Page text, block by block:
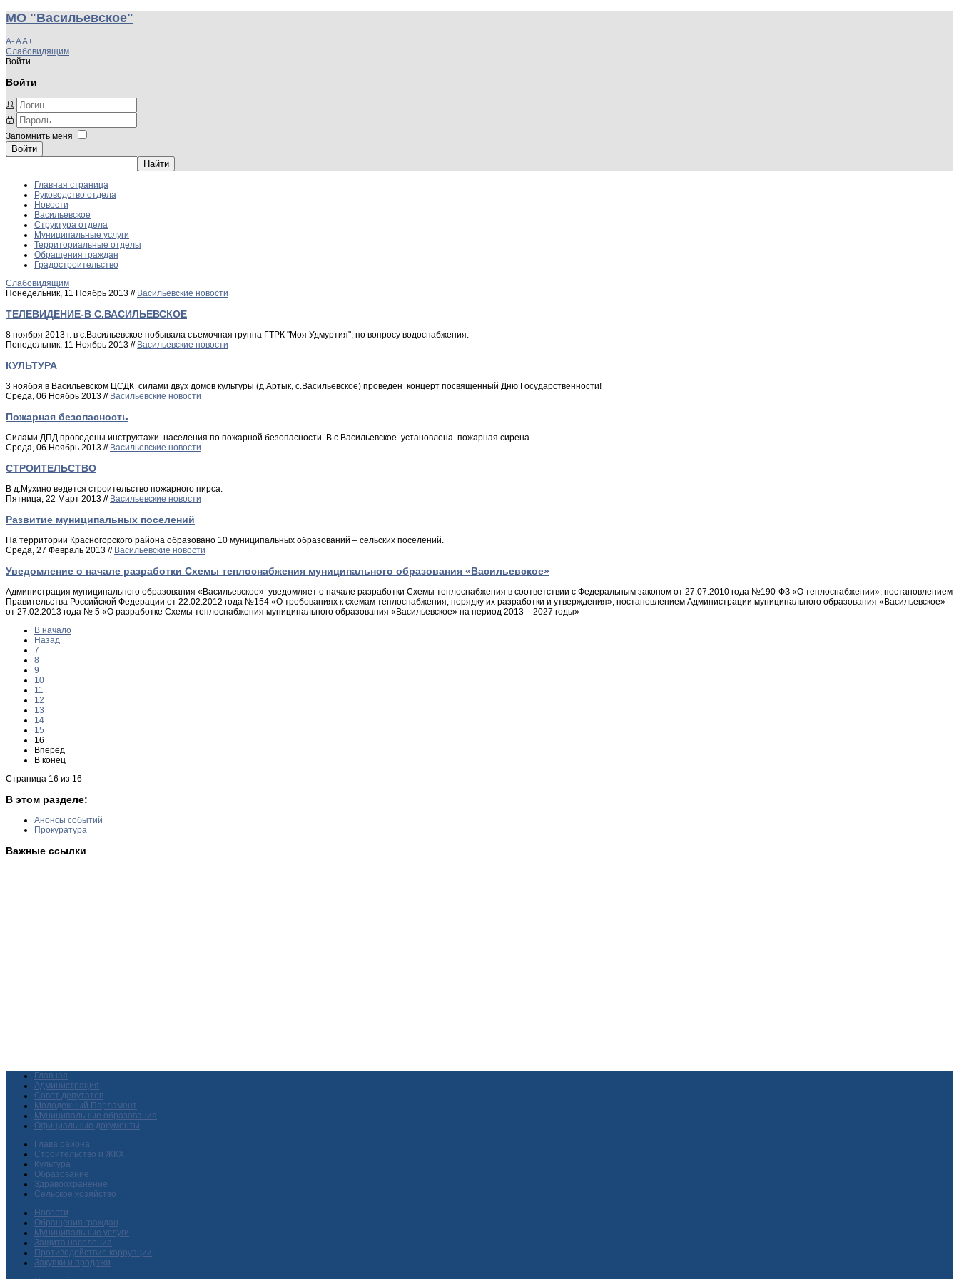
МО "Васильевское"
A-AA+
Слабовидящим
Войти
Войти
Запомнить меня
Войти
Главная страница
Руководство отдела
Новости
Васильевское
Структура отдела
Муниципальные услуги
Территориальные отделы
Обращения граждан
Градостроительство
Слабовидящим
Понедельник, 11 Ноябрь 2013 // Васильевские новости
ТЕЛЕВИДЕНИЕ-В С.ВАСИЛЬЕВСКОЕ
8 ноября 2013 г. в с.Васильевское побывала съемочная группа ГТРК "Моя Удмуртия", по вопросу водоснабжения.
Понедельник, 11 Ноябрь 2013 // Васильевские новости
КУЛЬТУРА
3 ноября в Васильевском ЦСДК силами двух домов культуры (д.Артык, с.Васильевское) проведен концерт посвященный Дню Государственности!
Среда, 06 Ноябрь 2013 // Васильевские новости
Пожарная безопасность
Силами ДПД проведены инструктажи населения по пожарной безопасности. В с.Васильевское установлена пожарная сирена.
Среда, 06 Ноябрь 2013 // Васильевские новости
СТРОИТЕЛЬСТВО
В д.Мухино ведется строительство пожарного пирса.
Пятница, 22 Март 2013 // Васильевские новости
Развитие муниципальных поселений
На территории Красногорского района образовано 10 муниципальных образований – сельских поселений.
Среда, 27 Февраль 2013 // Васильевские новости
Уведомление о начале разработки Схемы теплоснабжения муниципального образования «Васильевское»
Администрация муниципального образования «Васильевское» уведомляет о начале разработки Схемы теплоснабжения в соответствии с Федеральным законом от 27.07.2010 года №190-ФЗ «О теплоснабжении», постановлением
Правительства Российской Федерации от 22.02.2012 года №154 «О требованиях к схемам теплоснабжения, порядку их разработки и утверждения», постановлением Администрации муниципального образования «Васильевское»
от 27.02.2013 года № 5 «О разработке Схемы теплоснабжения муниципального образования «Васильевское» на период 2013 – 2027 годы»
В начало
Назад
7
8
9
10
11
12
13
14
15
16
Вперёд
В конец
Страница 16 из 16
В этом разделе:
Анонсы событий
Прокуратура
Важные ссылки
Главная
Администрация
Совет депутатов
Молодежный Парламент
Муниципальные образования
Официальные документы
Глава района
Строительство и ЖКХ
Культура
Образование
Здравоохранение
Сельское хозяйство
Новости
Обращения граждан
Муниципальные услуги
Защита населения
Противодействие коррупции
Закупки и продажи